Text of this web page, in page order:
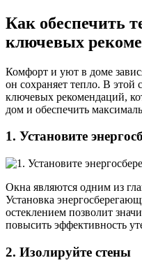
Как обеспечить
ключевых
Комфорт и уют в доме
он сохраняет тепло. В этой
ключевых рекомендаций,
дом и обеспечить
1. Установите
Окна являются одним из
Установка
остеклением позволит
повысить эффективность
2. Изолируйте стены